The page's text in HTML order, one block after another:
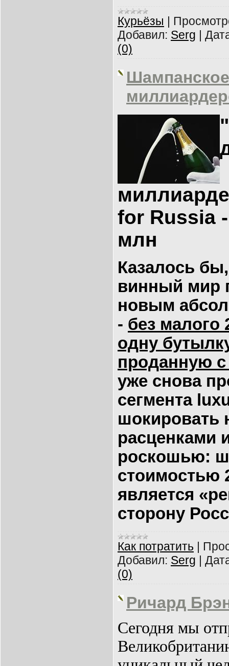
Курьёзы
Добавил: Serg
(0)
for Russia -
млн
Казалось
винный мир
новым
- без малого
одну
проданную с
уже снова
сегмента
шокировать
расценками
роскошью:
стоимостью
является
сторону
Как потратить
Добавил: Serg
(0)
Ричард
Сегодня мы